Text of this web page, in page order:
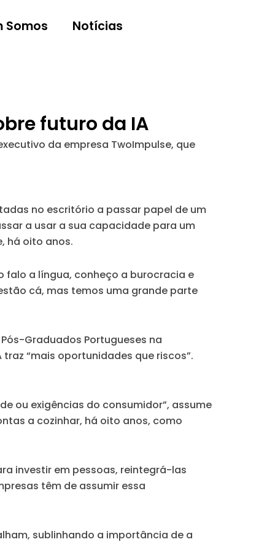
Somos Notícias
futuro da IA
da empresa TwoImpulse, que
no escritório a passar papel de um
a usar a sua capacidade para um
há oito anos.
falo a língua, conheço a burocracia e
cá, mas temos uma grande parte
Graduados Portugueses na
“mais oportunidades que riscos”.
ou exigências do consumidor”, assume
a cozinhar, há oito anos, como
investir em pessoas, reintegrá-las
têm de assumir essa
sublinhando a importância de a